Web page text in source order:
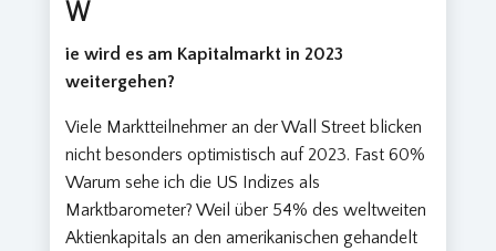
W
ie wird es am Kapitalmarkt in 2023
weitergehen?
Viele Marktteilnehmer an der Wall Street blicken
nicht besonders optimistisch auf 2023. Fast 60%
Warum sehe ich die US Indizes als
Marktbarometer? Weil über 54% des weltweiten
Aktienkapitals an den amerikanischen gehandelt